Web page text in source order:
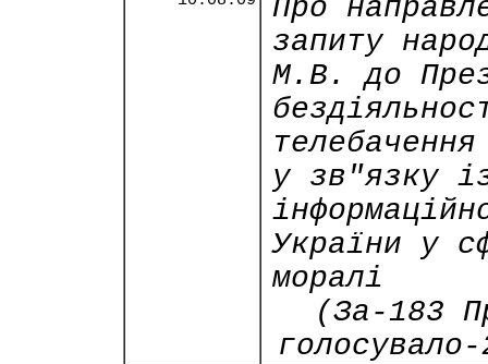
Про
запиту
М.В. до
у зв"язку
України у
моралі
(За-183